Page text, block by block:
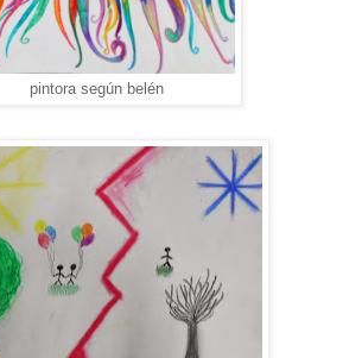
pintora según belén